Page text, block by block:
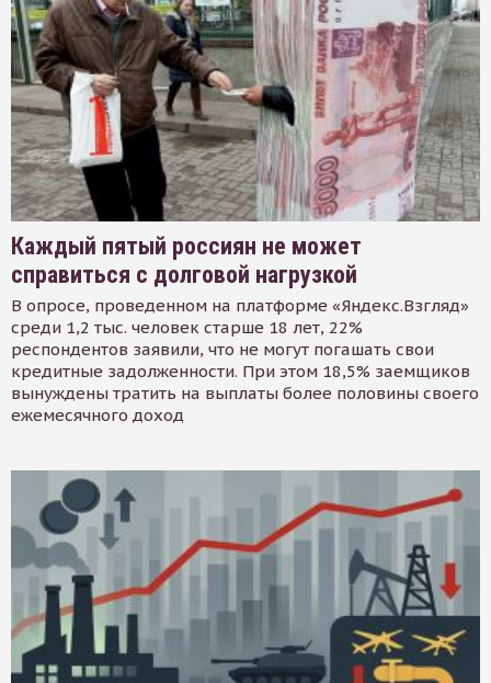
Каждый пятый россиян не может
справиться с долговой нагрузкой
В опросе, проведенном на платформе «Яндекс.Взгляд»
среди 1,2 тыс. человек старше 18 лет, 22%
респондентов заявили, что не могут погашать свои
кредитные задолженности. При этом 18,5% заемщиков
вынуждены тратить на выплаты более половины своего
ежемесячного доход